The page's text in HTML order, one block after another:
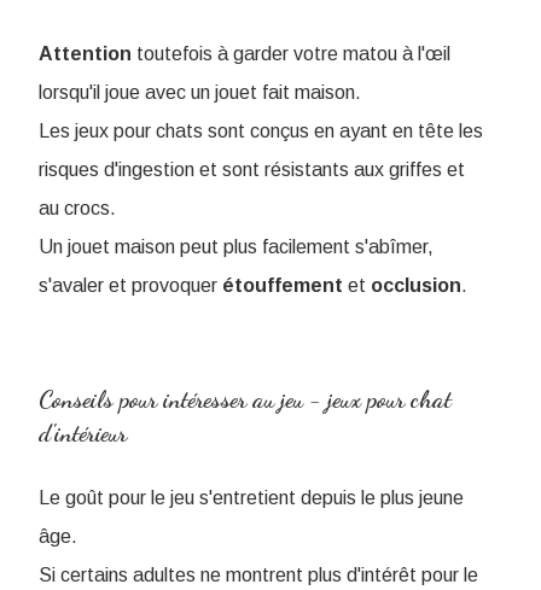
Attention toutefois à garder votre matou à l'œil
lorsqu'il joue avec un jouet fait maison.
Les jeux pour chats sont conçus en ayant en tête les
risques d'ingestion et sont résistants aux griffes et
au crocs.
Un jouet maison peut plus facilement s'abîmer,
s'avaler et provoquer étouffement et occlusion.
Conseils pour intéresser au jeu - jeux pour chat
d'intérieur
Le goût pour le jeu s'entretient depuis le plus jeune
âge.
Si certains adultes ne montrent plus d'intérêt pour le